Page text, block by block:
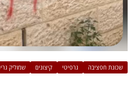
שכונת חפציבה גרפיטי קיצונים שמוליק